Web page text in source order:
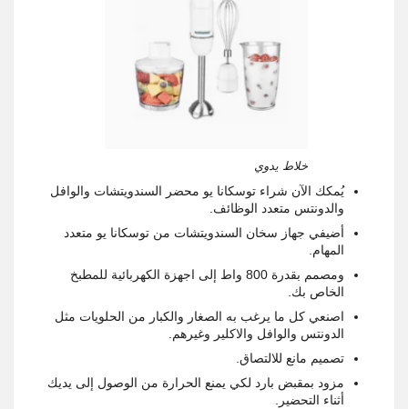
خلاط يدوي
يُمكك الآن شراء توسكانا يو محضر السندويتشات والوافل
والدونتس متعدد الوظائف.
أضيفي جهاز سخان السندويتشات من توسكانا يو متعدد
المهام.
ومصمم بقدرة 800 واط إلى اجهزة الكهربائية للمطبخ
الخاص بك.
اصنعي كل ما يرغب به الصغار والكبار من الحلويات مثل
الدونتس والوافل والاكلير وغيرهم.
تصميم مانع للالتصاق.
مزود بمقبض بارد لكي يمنع الحرارة من الوصول إلى يديك
أثناء التحضير.